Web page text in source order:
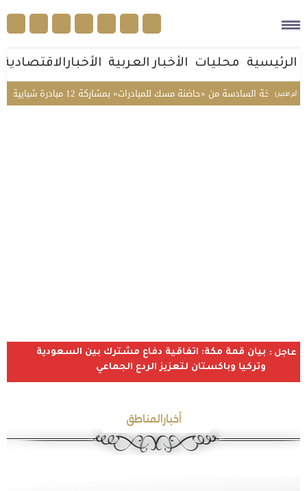
الرئيسية محليات الأخبار العربية الأخبارالاقتصادية
أخر الأخبار |
من «حاضنة مسك للمبادرات» بمشاركة 12 مبادرة شبابية
عاجل : بيان قمة مكة: اتفاقية دفاع مشترك بين السعودية
وتركيا وباكستان لتعزيز الردع الجماعي
أخبارالمناطق